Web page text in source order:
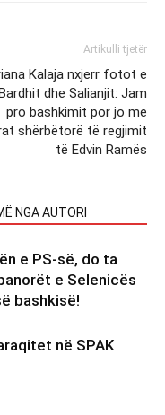
Artikulli tjetër
Kalaja nxjerr fotot e
dhe Salianjit: Jam
pro bashkimit por jo me
shërbëtorë të regjimit
të Edvin Ramës
NGA AUTORI
e PS-së, do ta
e Selenicës
bashkisë!
në SPAK